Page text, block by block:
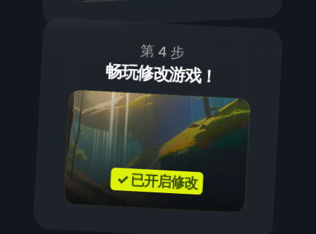
第 4 步
畅玩修改游戏！
✓ 已开启修改